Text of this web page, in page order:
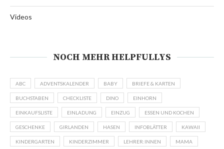
Videos
NOCH MEHR HELPFULLYS
ABC ADVENTSKALENDER BABY BRIEFE & KARTEN
BUCHSTABEN CHECKLISTE DINO EINHORN
EINKAUFSLISTE EINLADUNG EINZUG ESSEN UND KOCHEN
GESCHENKE GIRLANDEN HASEN INFOBLÄTTER KAWAII
KINDERGARTEN KINDERZIMMER LEHRER:INNEN MAMA